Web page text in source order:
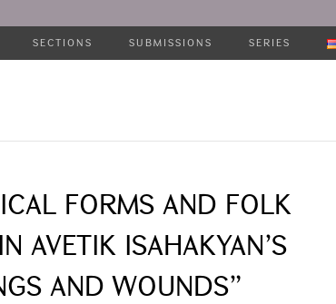
SECTIONS SUBMISSIONS SERIES
FORMS AND FOLK
AVETIK ISAHAKYAN’S
AND WOUNDS”